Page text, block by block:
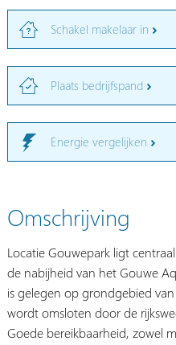
Schakel makelaar in
Plaats bedrijfspand
Energie vergelijken
Omschrijving
Locatie Gouwepark ligt
de nabijheid van het Gouwe
is gelegen op grondgebied
wordt omsloten door de
Goede bereikbaarheid, zowel